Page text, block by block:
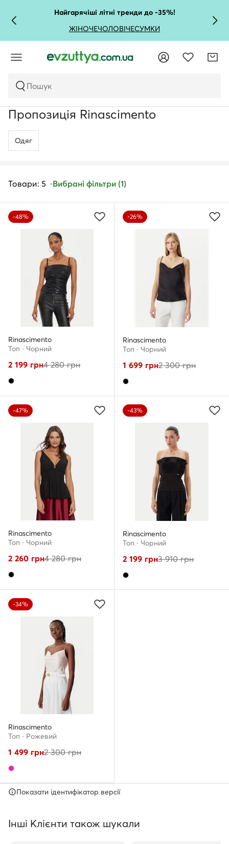
Найгарячіші літні тренди до -35%!
ЖІНОЧЕЧОЛОВІЧЕСУМКИ
Пошук
Пропозиція Rinascimento
Одяг
Товари: 5 Вибрані фільтри (1)
-48%
Rinascimento
Топ · Чорний
2 199 грн4 280грн
-26%
Rinascimento
Топ · Чорний
1 699 грн2 300грн
-47%
Rinascimento
Топ · Чорний
2 260 грн4 280грн
-43%
Rinascimento
Топ · Чорний
2 199 грн3 910грн
-34%
Rinascimento
Топ · Рожевий
1 499 грн2 300грн
Показати ідентифікатор версії
Інші Клієнти також шукали